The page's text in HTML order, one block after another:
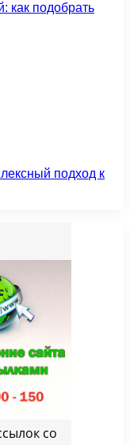
как подобрать
подход к